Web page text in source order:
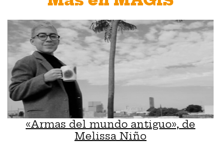
«Armas del mundo antiguo», de
Melissa Niño